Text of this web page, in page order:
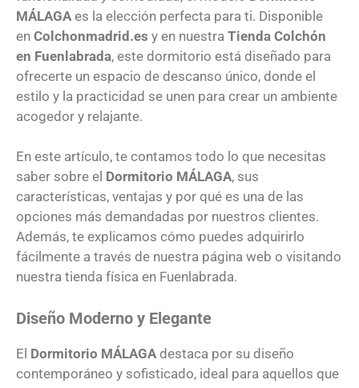
MÁLAGA es la elección perfecta para ti. Disponible
en Colchonmadrid.es y en nuestra Tienda Colchón
en Fuenlabrada, este dormitorio está diseñado para
ofrecerte un espacio de descanso único, donde el
estilo y la practicidad se unen para crear un ambiente
acogedor y relajante.
En este artículo, te contamos todo lo que necesitas
saber sobre el Dormitorio MÁLAGA, sus
características, ventajas y por qué es una de las
opciones más demandadas por nuestros clientes.
Además, te explicamos cómo puedes adquirirlo
fácilmente a través de nuestra página web o visitando
nuestra tienda física en Fuenlabrada.
Diseño Moderno y Elegante
El Dormitorio MÁLAGA destaca por su diseño
contemporáneo y sofisticado, ideal para aquellos que